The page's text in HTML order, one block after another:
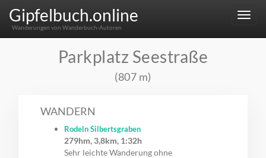
Menu
Gipfelbuch.online
Wanderungen von Wanderbuch-Autoren
Parkplatz Seestraße
(807 m)
WANDERN
Rodeln Silbertsgraben
279hm, 3,8km, 1:32h
Sehr leichte Wanderung ohne